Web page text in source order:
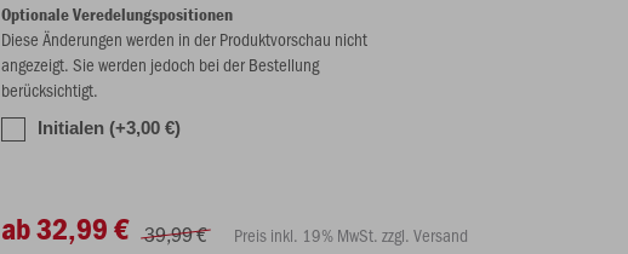
Optionale Veredelungspositionen
Diese Änderungen werden in der Produktvorschau nicht
angezeigt. Sie werden jedoch bei der Bestellung
berücksichtigt.
Initialen (+3,00 €)
ab 32,99 € 39,99 €
Preis inkl. 19% MwSt. zzgl. Versand